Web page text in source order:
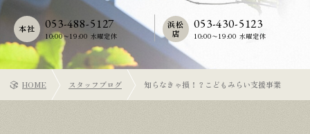
053-488-5127
10:00〜19:00 水曜定休
本社 053-430-5123
10:00〜19:00 水曜定休
浜松
店
HOME スタッフブログ 知らなきゃ損！？こどもみらい支援事業